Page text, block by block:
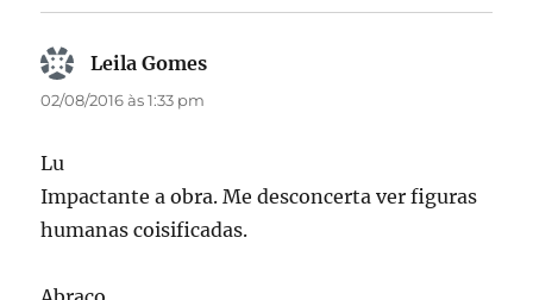
Leila Gomes
02/08/2016 às 1:33 pm
Lu
Impactante a obra. Me desconcerta ver figuras
humanas coisificadas.